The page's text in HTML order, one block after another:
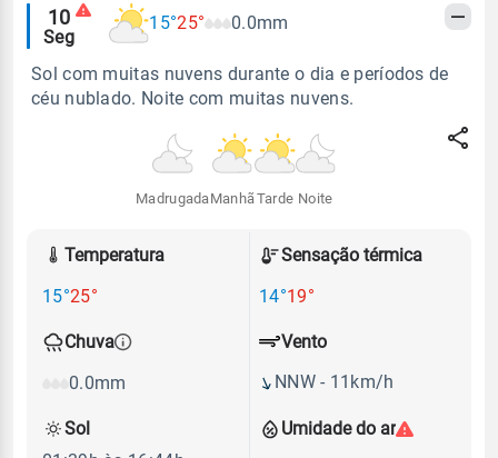
Alertas
meteorológicos
10
Seg
15°25° 0.0mm
Sol com muitas nuvens durante o dia e períodos de
céu nublado. Noite com muitas nuvens.
Madrugada Manhã Tarde Noite
Temperatura
15°25°
Sensação térmica
14°19°
Chuva
0.0mm
Umidade do ar
Vento
NNW - 11km/h
Sol